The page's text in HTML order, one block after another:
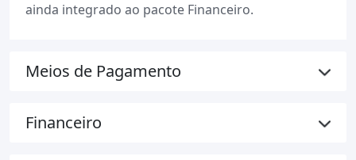
ainda integrado ao pacote Financeiro.
Meios de Pagamento
Financeiro